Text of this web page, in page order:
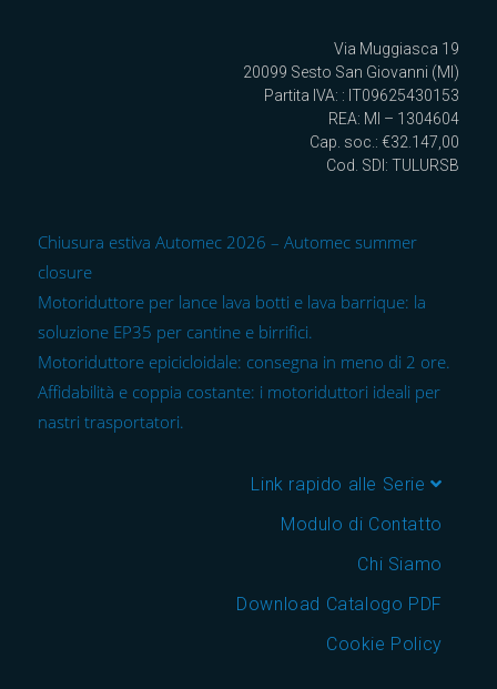
Via Muggiasca 19
20099 Sesto San Giovanni (MI)
Partita IVA: : IT09625430153
REA: MI – 1304604
Cap. soc.: €32.147,00
Cod. SDI: TULURSB
Chiusura estiva Automec 2026 – Automec summer
closure
Motoriduttore per lance lava botti e lava barrique: la
soluzione EP35 per cantine e birrifici.
Motoriduttore epicicloidale: consegna in meno di 2 ore.
Affidabilità e coppia costante: i motoriduttori ideali per
nastri trasportatori.
Link rapido alle Serie
Modulo di Contatto
Chi Siamo
Download Catalogo PDF
Cookie Policy